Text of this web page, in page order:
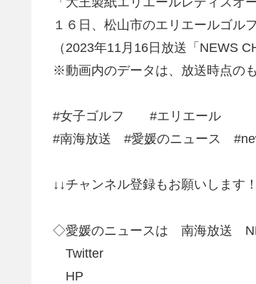
１６日、松山市のエリエールゴル
（2023年11月16日放送「NEWS
※動画内のデータは、放送時点のも
#女子ゴルフ #エリエール
#南海放送 #愛媛のニュース
↓↓チャンネル登録もお願いします
◇愛媛のニュースは 南海放送
Twitter
HP